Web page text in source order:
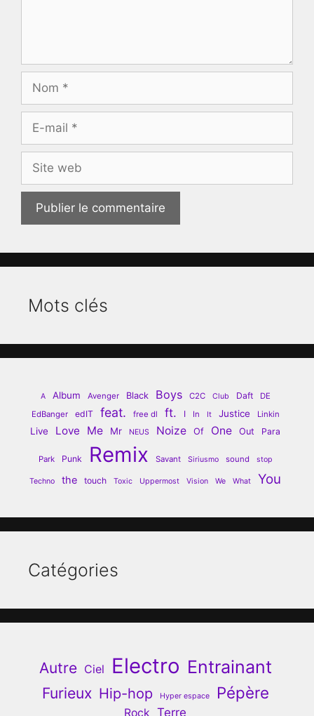
mail
web
Mots clés
A Album Avenger Black Boys C2C Club Daft
DE
EdBanger
edIT feat. free dl ft. I In It Justice Linkin
Live Love Me Mr NEUS Noize Of One Out Para
Park Punk Remix Savant Siriusmo sound stop
Techno the touch Toxic Uppermost Vision We What You
Catégories
Autre Ciel Electro Entrainant
Furieux Hip-hop Hyper espace Pépère
Rock Terre